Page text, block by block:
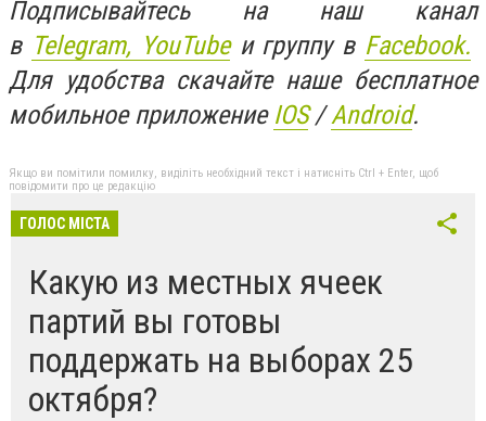
Подписывайтесь на наш канал
в Telegram, YouTubeи группу в Facebook.
Для удобства скачайте наше бесплатное
мобильное приложение IOS/Android.
Якщо ви помітили помилку, виділіть необхідний текст і натисніть Ctrl + Enter, щоб
повідомити про це редакцію
ГОЛОС МІСТА
Какую из местных ячеек
партий вы готовы
поддержать на выборах 25
октября?